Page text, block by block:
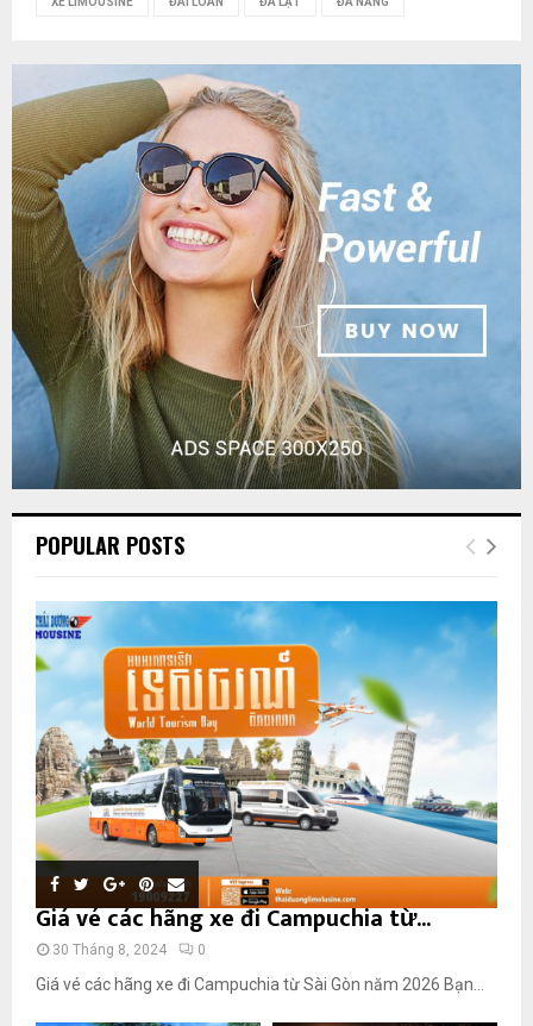
POPULAR POSTS
Giá vé các hãng xe đi Campuchia từ...
30 Tháng 8, 2024 0
Giá vé các hãng xe đi Campuchia từ Sài Gòn năm 2026 Bạn...